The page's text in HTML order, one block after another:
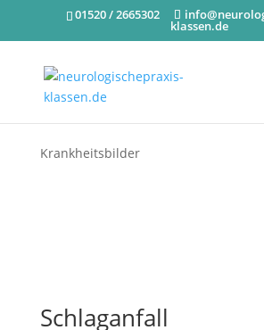
01520 / 2665302
klassen.de
Krankheitsbilder
Schlaganfall